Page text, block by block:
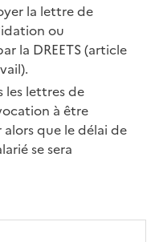
la lettre de
ou
la DREETS (article
les lettres de
à être
alors que le délai de
se sera